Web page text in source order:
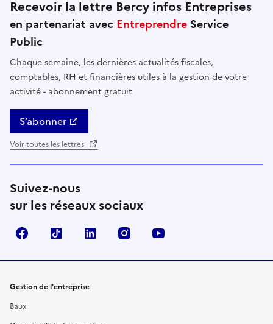
Recevoir la lettre Bercy infos Entreprises
en partenariat avec Entreprendre Service
Public
Chaque semaine, les dernières actualités fiscales,
comptables, RH et financières utiles à la gestion de votre
activité - abonnement gratuit
S’abonner
Voir toutes les lettres
Suivez-nous
sur les réseaux sociaux
FacebookTikTok Linkedin Instagram
Gestion de l'entreprise
Baux